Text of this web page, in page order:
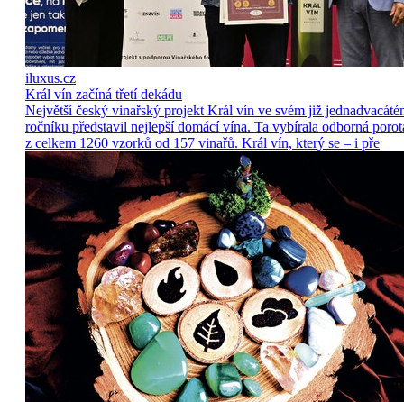
iluxus.cz
Král vín začíná třetí dekádu
Největší český vinařský projekt Král vín ve svém již
ročníku představil nejlepší domácí vína. Ta vybírala odborná
z celkem 1260 vzorků od 157 vinařů. Král vín, který se – i pře